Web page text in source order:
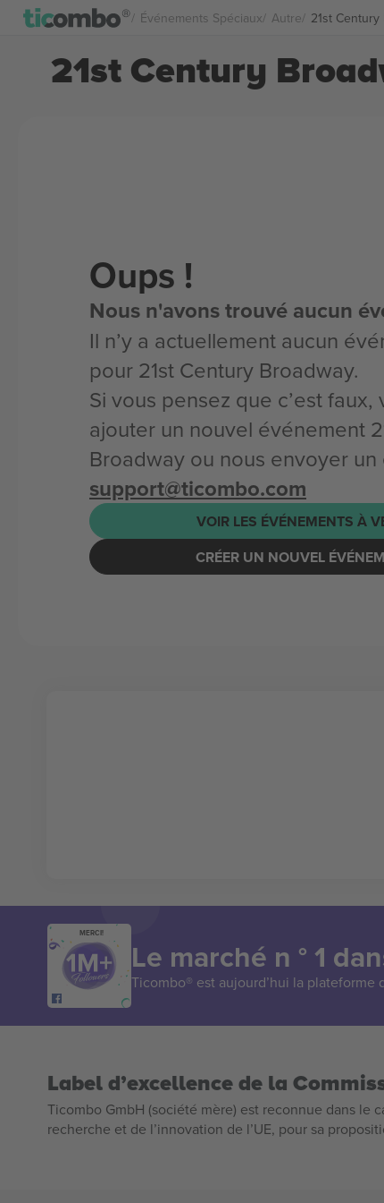
Événements Spéciaux Autre 21st
21st Century
Oups !
Nous n'avons trouvé aucun
Il n’y a actuellement aucun
pour 21st Century Broadway.
Si vous pensez que c’est
ajouter un nouvel événement
Broadway ou nous envoyer un
support@ticombo.com
VOIR LES ÉVÉNEMENTS À
CRÉER UN NOUVEL
MERCI!
Le marché n ° 1
Ticombo® est aujourd’hui la
Label d’excellence de la
Ticombo GmbH (société mère) est reconnue dans le
recherche et de l’innovation de l’UE, pour sa